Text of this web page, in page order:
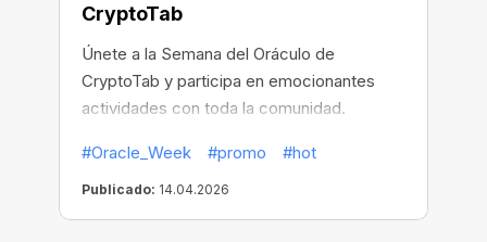
CryptoTab
Únete a la Semana del Oráculo de
CryptoTab y participa en emocionantes
actividades con toda la comunidad.
#Oracle_Week #promo #hot
Publicado: 14.04.2026